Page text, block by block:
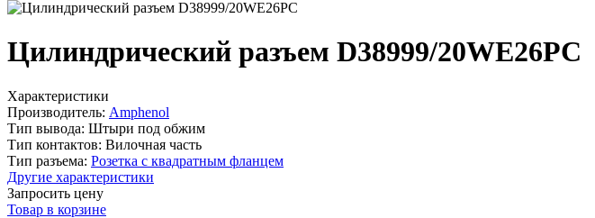
Цилиндрический разъем D38999/20WE26PC
Характеристики
Производитель: Amphenol
Тип вывода: Штыри под обжим
Тип контактов: Вилочная часть
Тип разъема: Розетка с квадратным фланцем
Другие характеристики
Запросить цену
Товар в корзине